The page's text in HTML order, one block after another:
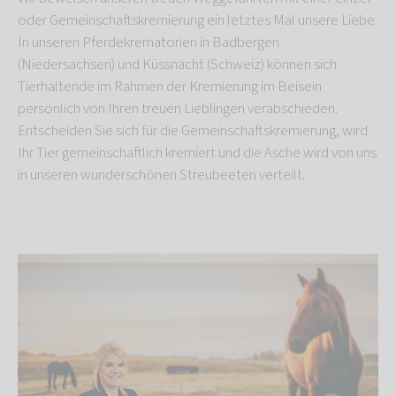
oder Gemeinschaftskremierung ein letztes Mal unsere Liebe.
In unseren Pferdekrematorien in Badbergen
(Niedersachsen) und Küssnacht (Schweiz) können sich
Tierhaltende im Rahmen der Kremierung im Beisein
persönlich von Ihren treuen Lieblingen verabschieden.
Entscheiden Sie sich für die Gemeinschaftskremierung, wird
Ihr Tier gemeinschaftlich kremiert und die Asche wird von uns
in unseren wunderschönen Streubeeten verteilt.